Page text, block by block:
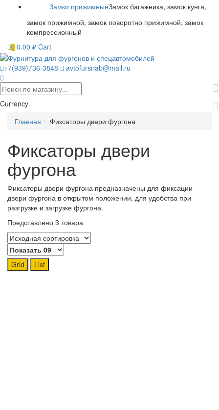
Замки прижимныеЗамок багажника, замок кунга,
замок прижимной, замок поворотно прижимной, замок
компрессионный
0 0.00 ₽ Cart
+7(939)736-3848 avtofursnab@mail.ru
Currency
Главная
Фиксаторы двери фургона
Фиксаторы двери
фургона
Фиксаторы двери фургона предназначены для фиксации
двери фургона в открытом положении, для удобства при
разгрузке и загрузке фургона.
Представлено 3 товара
Grid List